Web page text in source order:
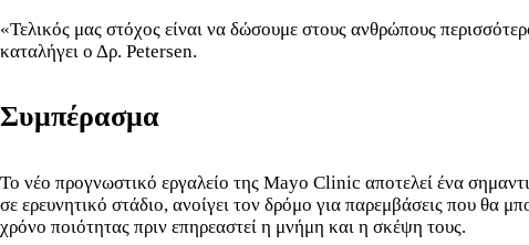
«Τελικός μας στόχος είναι να δώσουμε στους ανθρώπους
καταλήγει ο Δρ. Petersen.
Συμπέρασμα
Το νέο προγνωστικό εργαλείο της Mayo Clinic αποτελεί ένα
σε ερευνητικό στάδιο, ανοίγει τον δρόμο για παρεμβάσεις που
χρόνο ποιότητας πριν επηρεαστεί η μνήμη και η σκέψη τους.